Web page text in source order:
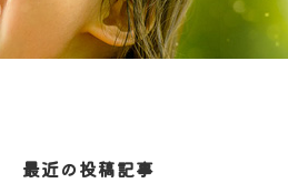
最近の投稿記事